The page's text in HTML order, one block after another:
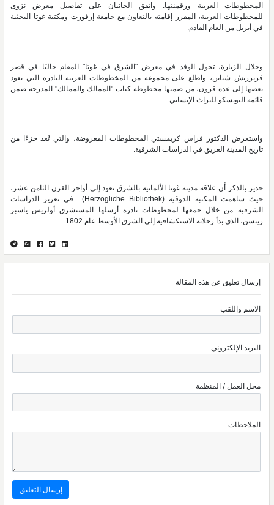
المخطوطات العربية ورقمنتها. واتفق الجانبان على تفاصيل معرض نزوى
للمخطوطات العربية، المقرر إقامته بالتعاون مع جامعة إرفورت ومكتبة غوتا البحثية
في أبريل من العام القادم.
وخلال الزيارة، تجول الوفد في معرض "الشرق في غوتا" المقام حاليًا في قصر
فريرريش شتاين، واطلع على مجموعة من المخطوطات العربية النادرة التي يعود
بعضها إلى عدة قرون، من ضمنها مخطوطة كتاب "الممالك والممالك" المدرجة ضمن
قائمة اليونسكو للتراث الإنساني.
واستعرض الدكتور فراس كريمستي المخطوطات المعروضة، والتي تُعد جزءًا من
تاريخ المدينة العريق في الدراسات الشرقية.
جدير بالذكر أَن علاقة مدينة غوتا الألمانية بالشرق تعود إلى أواخر القرن الثامن عشر،
حيث ساهمت المكتبة الدوقية (Herzogliche Bibliothek)
في تعزيز الدراسات
الشرقية من خلال جمعها لمخطوطات نادرة أرسلها المستشرق أولريش ياسبر
زيتسن، الذي بدأ رحلاته الاستكشافية إلى الشرق الأوسط عام 1802
.
إرسال تعليق عن هذه المقالة
الاسم واللقب
البريد الإلكتروني
محل العمل / المنظمة
الملاحظات